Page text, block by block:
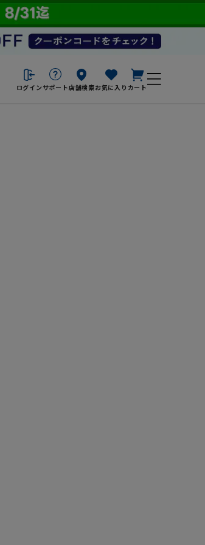
ログイン サポート店舗検索お気に入り カート